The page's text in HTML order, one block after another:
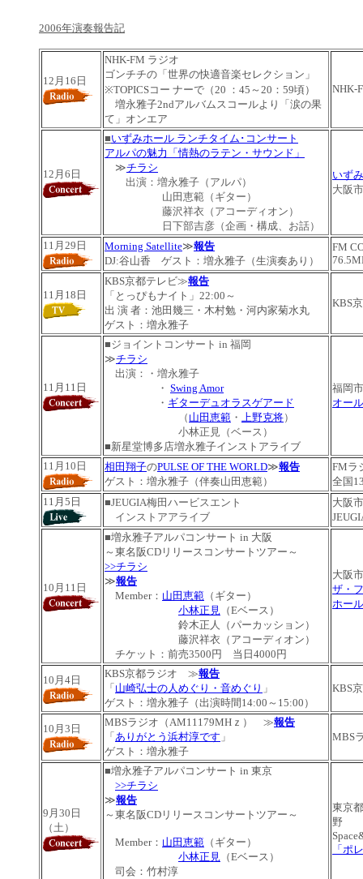
2006年演奏報告記
12月16日
NHK-FM ラジオ
ゴンチチの「世界の快適音楽セレクション」
※TOPICSコー ナーで（20 ：45～20：59頃）
増永雅子2ndアルバムスコールより「涙の果
て」オンエア
NHK-
12月6日
■いずみホール ランチタイム･コンサート
アルパの魅力「情熱のラテン・サウンド」
≫チラシ
出演：増永雅子（アルパ）
山田恵範（ギター）
藤沢祥衣（アコーディオン）
日下部吉彦（企画・構成、お話）
いず
大阪
11月29日 Morning Satellite≫報告
DJ:谷山香 ゲスト：増永雅子（生演奏あり）
FM
11月18日
KBS京都テレビ≫報告
「とっぴもナイト」22:00～
出 演 者：池田幾三 ・木村勉・河内家菊水丸
ゲスト：増永雅子
KBS
11月11日
■ジョイントコンサート in 福岡
≫チラシ
出演：
・増永雅子
・ Swing Amor
・ ギターデュオラスゲアード
（ 山田恵範 ・ 上野克将）
小林正見（ベース）
■新星堂博多店増永雅子インストアライブ
福岡
オー
11月10日 相田翔子のPULSE OF THE WORLD≫報告
ゲスト：増永雅子（伴奏山田恵範）
FMラ
全国
11月5日
■JEUGIA梅田ハービスエント
インストアアライブ
大阪
10月11日
■増永雅子アルパコンサート in 大阪
～東名阪CDリリースコンサートツアー～
>>チラシ
≫報告
Member： 山田恵範 （ギター）
小林正見 （Eベース）
鈴木正人（パーカッション）
藤沢祥衣（アコーディオン）
チケット：前売3500円 当日4000円
大阪
ザ・
ホール
10月4日
KBS京都ラジオ ≫報告
「 山崎弘士の人めぐり・音めぐり 」
ゲスト：増永雅子（出演時間14:00～15:00）
KBS
10月3日
MBSラジオ（AM11179MHｚ） ≫報告
「 ありがとう浜村淳です 」
ゲスト：増永雅子
MBS
9月30日
（土）
■増永雅子アルパコンサート in 東京
>>チラシ
≫報告
～東名阪CDリリースコンサートツアー～
Member： 山田恵範 （ギター）
小林正見 （Eベース）
司会：竹村淳
東京
野
「ポ